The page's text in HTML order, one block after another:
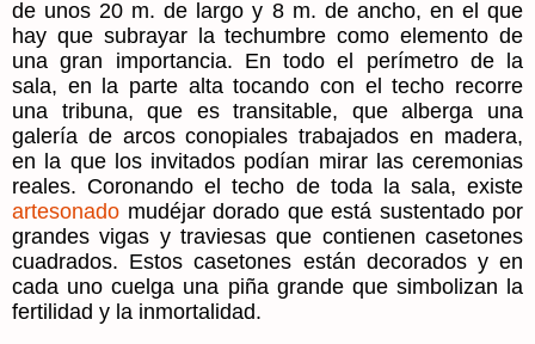
de unos 20 m. de largo y 8 m. de ancho, en el que
hay que subrayar la techumbre como elemento de
una gran importancia. En todo el perímetro de la
sala, en la parte alta tocando con el techo recorre
una tribuna, que es transitable, que alberga una
galería de arcos conopiales trabajados en madera,
en la que los invitados podían mirar las ceremonias
reales. Coronando el techo de toda la sala, existe
artesonado mudéjar dorado que está sustentado por
grandes vigas y traviesas que contienen casetones
cuadrados. Estos casetones están decorados y en
cada uno cuelga una piña grande que simbolizan la
fertilidad y la inmortalidad.